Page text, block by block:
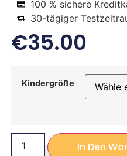
100 % sichere
30-tägiger
€35.00
Kindergröße
In Den